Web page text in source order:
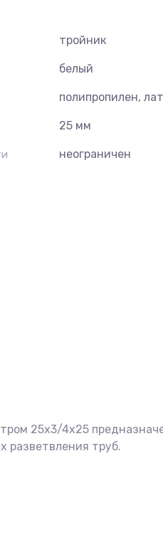
тройник
белый
полипропилен,
25 мм
неограничен
25х3/4х25
разветвления труб.